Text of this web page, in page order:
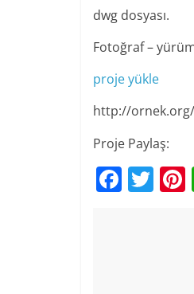
dwg dosyası.
Fotoğraf –
proje yükle
http://
Proje Paylaş:
F T